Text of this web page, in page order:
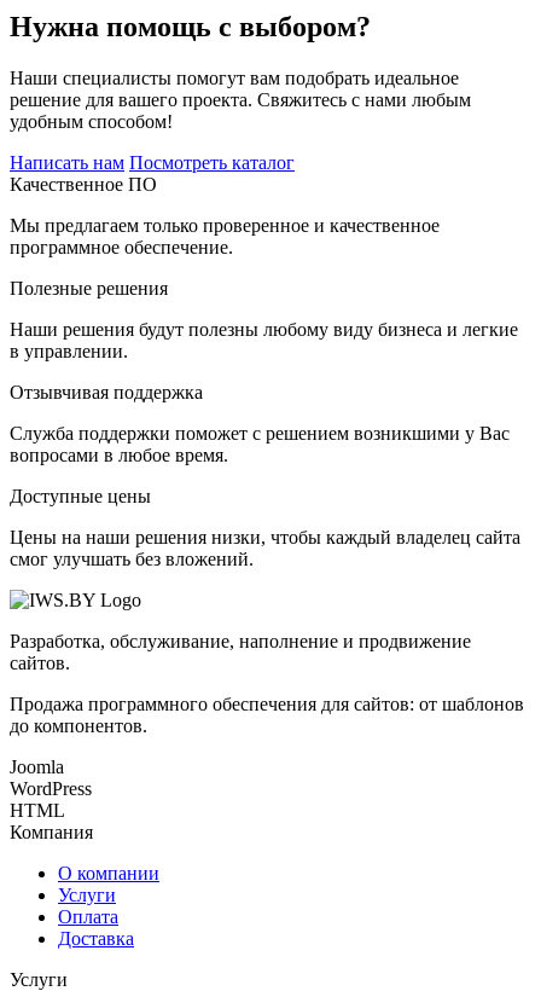
Нужна помощь с выбором?
Наши специалисты помогут вам подобрать идеальное
решение для вашего проекта. Свяжитесь с нами любым
удобным способом!
Написать нам Посмотреть каталог
Качественное ПО
Мы предлагаем только проверенное и качественное
программное обеспечение.
Полезные решения
Наши решения будут полезны любому виду бизнеса и легкие
в управлении.
Отзывчивая поддержка
Служба поддержки поможет с решением возникшими у Вас
вопросами в любое время.
Доступные цены
Цены на наши решения низки, чтобы каждый владелец сайта
смог улучшать без вложений.
Разработка, обслуживание, наполнение и продвижение
сайтов.
Продажа программного обеспечения для сайтов: от шаблонов
до компонентов.
Joomla
WordPress
HTML
Компания
О компании
Услуги
Оплата
Доставка
Услуги